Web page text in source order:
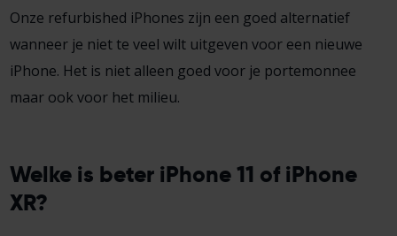
Onze refurbished iPhones zijn een goed alternatief
wanneer je niet te veel wilt uitgeven voor een nieuwe
iPhone. Het is niet alleen goed voor je portemonnee
maar ook voor het milieu.
Welke is beter iPhone 11 of iPhone
XR?